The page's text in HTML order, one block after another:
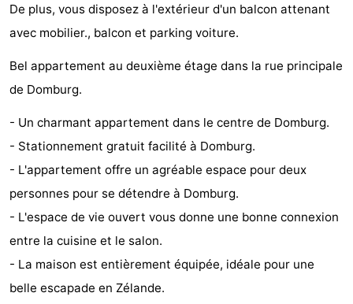
Wijngaerde
Chambre
d'hôtes
Chaumières
Buitenhof
Domburg
Hof
Domburg
Westhove
Hôtels
Last
minutes
Plages
De plus, vous disposez à l'extérieur d'un balcon attenant
avec mobilier., balcon et parking voiture.
Bel appartement au deuxième étage dans la rue principale
de Domburg.
- Un charmant appartement dans le centre de Domburg.
- Stationnement gratuit facilité à Domburg.
- L'appartement offre un agréable espace pour deux
personnes pour se détendre à Domburg.
- L'espace de vie ouvert vous donne une bonne connexion
entre la cuisine et le salon.
- La maison est entièrement équipée, idéale pour une
belle escapade en Zélande.